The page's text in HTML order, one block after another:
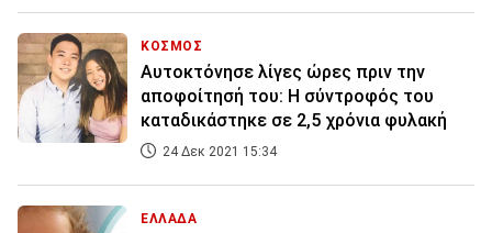
ΚΟΣΜΟΣ
Αυτοκτόνησε λίγες ώρες πριν την
αποφοίτησή του: Η σύντροφός του
καταδικάστηκε σε 2,5 χρόνια φυλακή
24 Δεκ 2021 15:34
ΕΛΛΑΔΑ